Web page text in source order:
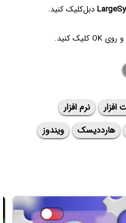
دبل‌کلیک کنید.
نرم افزار
هارددیسک ویندوز